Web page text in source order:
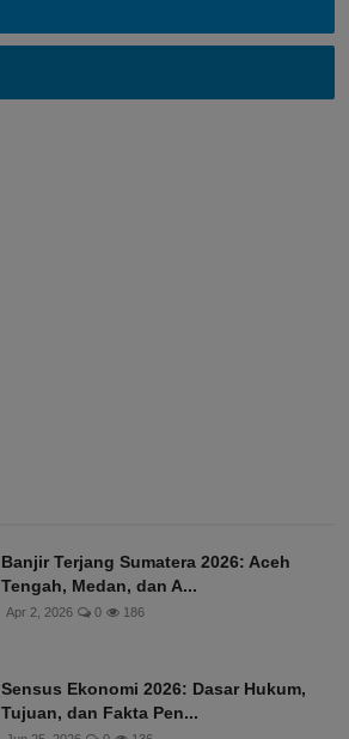
Banjir Terjang Sumatera 2026: Aceh
Tengah, Medan, dan A...
Apr 2, 2026 0 186
Sensus Ekonomi 2026: Dasar Hukum,
Tujuan, dan Fakta Pen...